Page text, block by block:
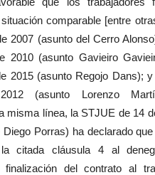
comparable [entre
2007 (asunto del Cerro
2010 (asunto Gavieiro
2015 (asunto Regojo Dans);
(asunto Lorenzo
misma línea, la STJUE de 14
Porras) ha declarado
citada cláusula 4 al
finalización del contrato al